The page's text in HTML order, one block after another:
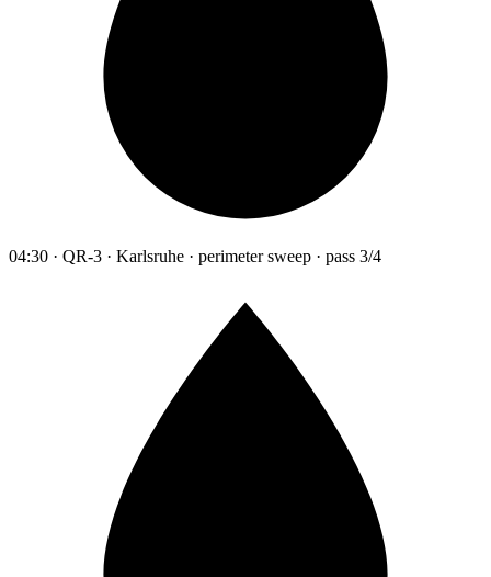
04:30 · QR-3 · Karlsruhe · perimeter sweep · pass 3/4